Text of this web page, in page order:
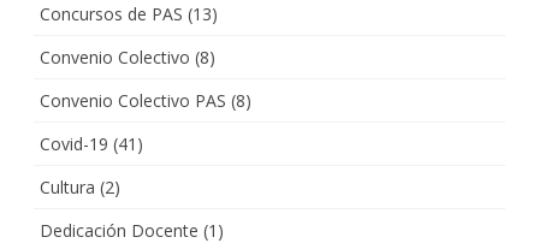
Concursos de PAS (13)
Convenio Colectivo (8)
Convenio Colectivo PAS (8)
Covid-19 (41)
Cultura (2)
Dedicación Docente (1)